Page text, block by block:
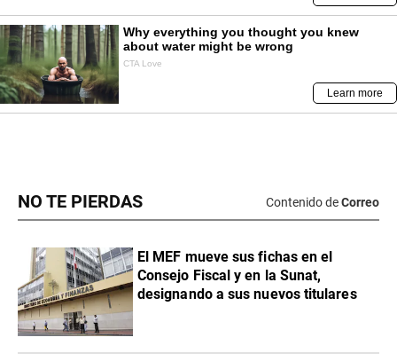
NO TE PIERDAS Contenido deCorreo
El MEF mueve sus fichas en el
Consejo Fiscal y en la Sunat,
designando a sus nuevos titulares